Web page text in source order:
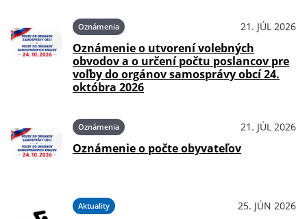
Oznámenia 21. JÚL 2026
Oznámenie o utvorení volebných
obvodov a o určení počtu poslancov pre
voľby do orgánov samosprávy obcí 24.
októbra 2026
Oznámenia 21. JÚL 2026
Oznámenie o počte obyvateľov
Aktuality 25. JÚN 2026